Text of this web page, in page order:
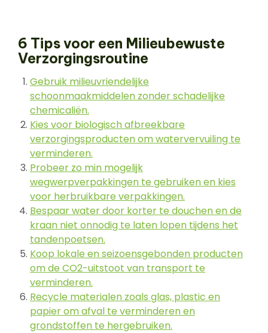
6 Tips voor een Milieubewuste
Verzorgingsroutine
Gebruik milieuvriendelijke
schoonmaakmiddelen zonder schadelijke
chemicaliën.
Kies voor biologisch afbreekbare
verzorgingsproducten om watervervuiling te
verminderen.
Probeer zo min mogelijk
wegwerpverpakkingen te gebruiken en kies
voor herbruikbare verpakkingen.
Bespaar water door korter te douchen en de
kraan niet onnodig te laten lopen tijdens het
tandenpoetsen.
Koop lokale en seizoensgebonden producten
om de CO2-uitstoot van transport te
verminderen.
Recycle materialen zoals glas, plastic en
papier om afval te verminderen en
grondstoffen te hergebruiken.